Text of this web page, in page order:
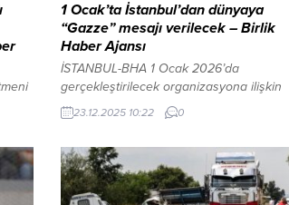
1 Ocak’ta İstanbul’dan dünyaya
“Gazze” mesajı verilecek – Birlik
Haber Ajansı
İSTANBUL-BHA 1 Ocak 2026’da
gerçekleştirilecek organizasyona ilişkin
tanıtım toplantısı, Türkiye Gençlik Vakfı
(TÜGVA) Genel Merkezi’nde yapıldı.
kuruluşu temsilcisi ile spor kulüplerinin
yöneticileri katıldı. TBMM’de 40 günlük
bütçe maratonu sona erdiYAZI ARASI
23.12.2025 10:22 0